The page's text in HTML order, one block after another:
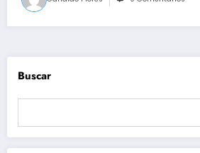
Buscar